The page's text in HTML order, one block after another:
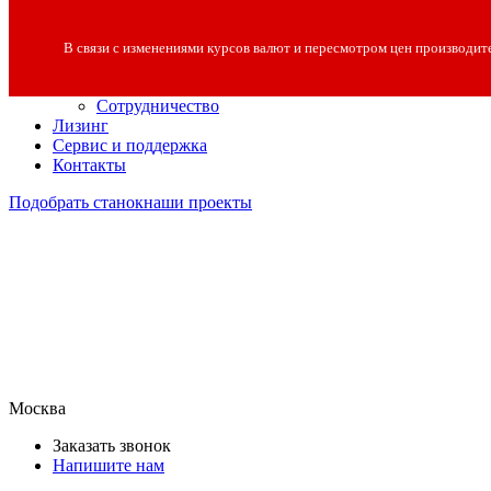
В связи с изменениями курсов валют и пересмотром цен
О компании
Сотрудничество
Лизинг
Сервис и поддержка
Контакты
Подобрать станокнаши проекты
Москва
Заказать звонок
Напишите нам